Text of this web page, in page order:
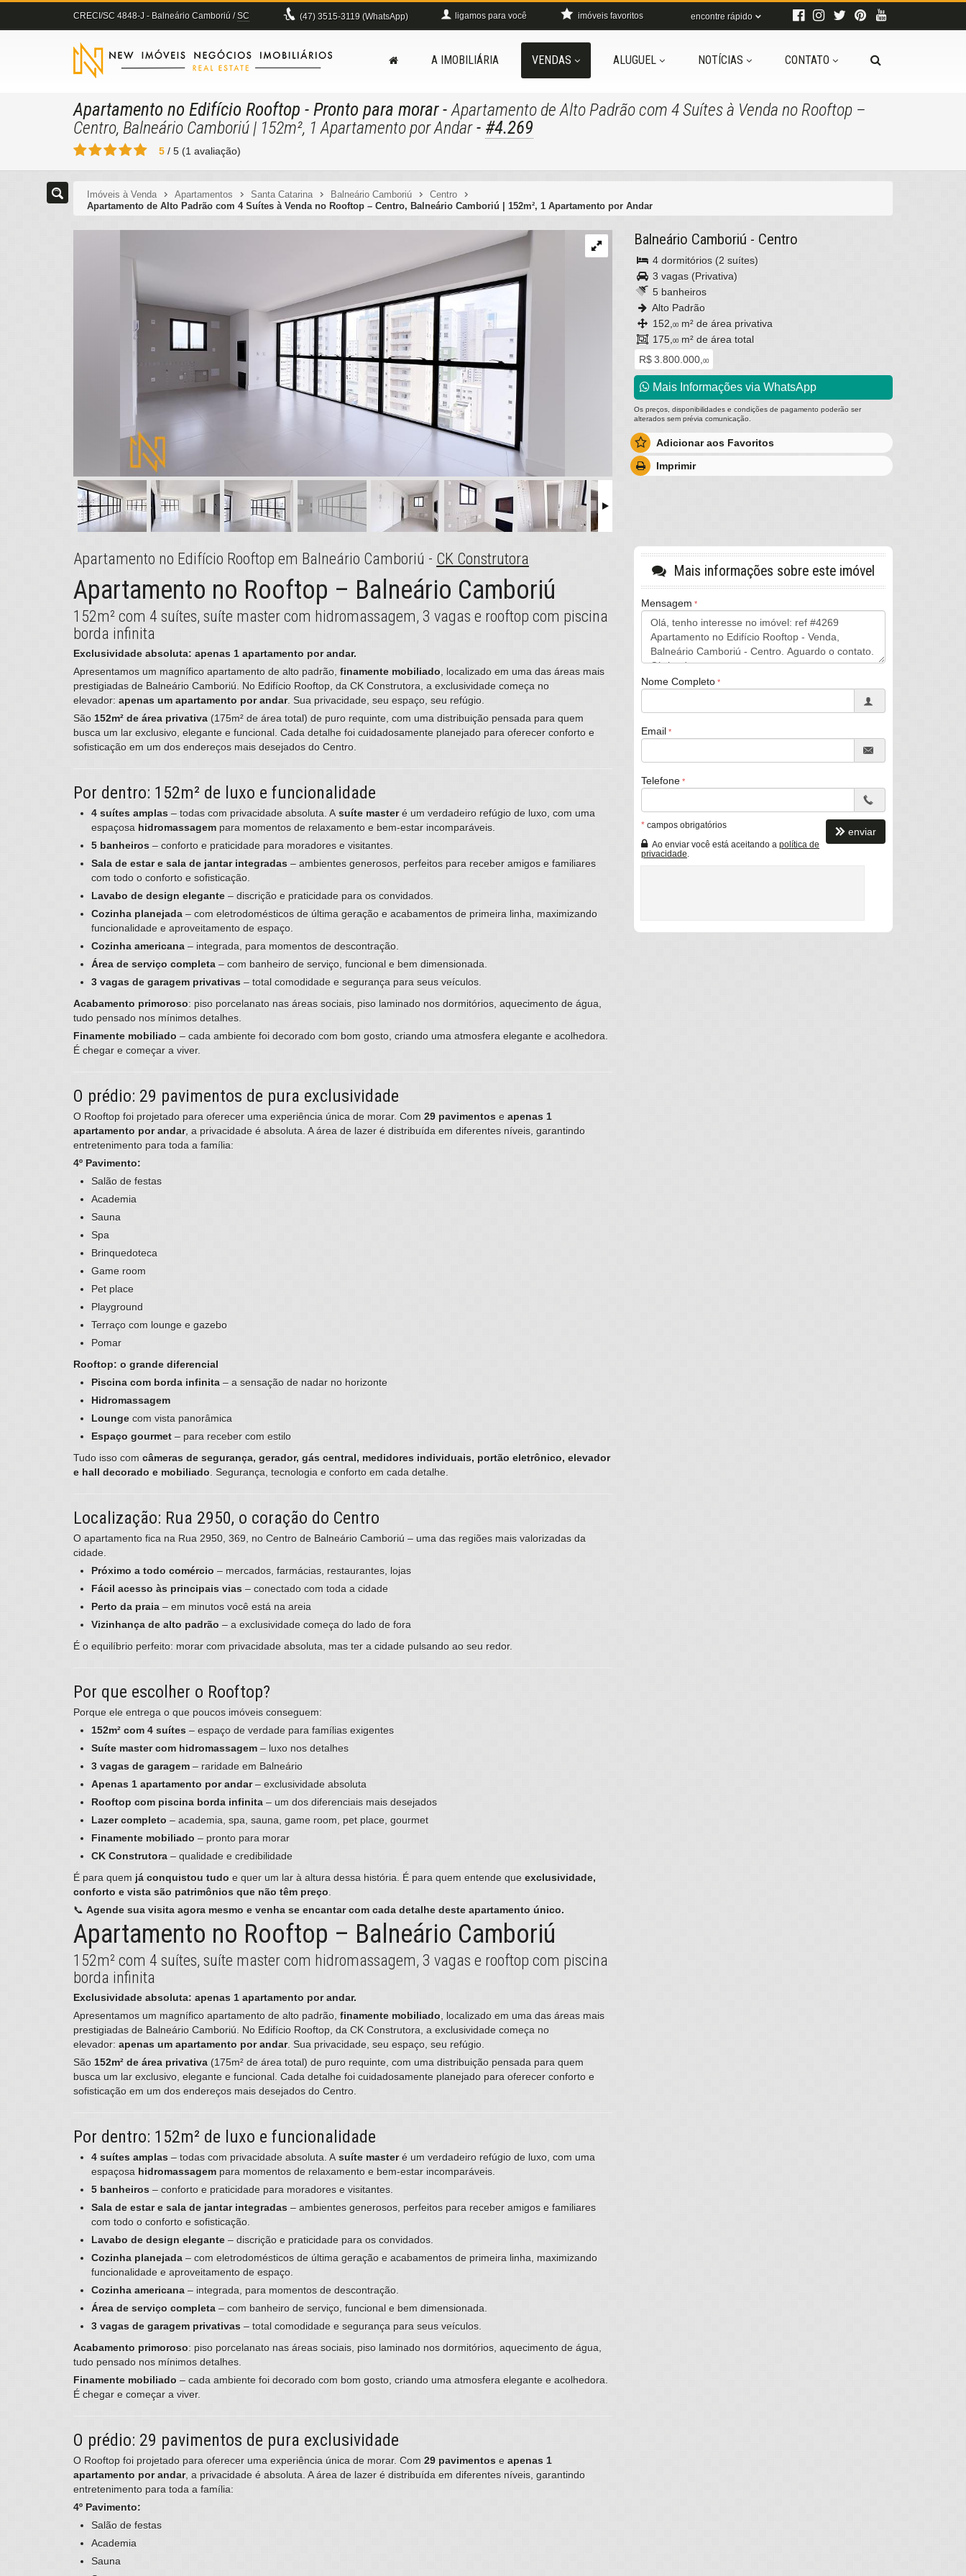
CRECI/SC 4848-J - Balneário Camboriú /SC (47) 3515-3119 (WhatsApp) ligamos para você encontre rápido
imóveis favoritos
A IMOBILIÁRIA VENDAS ALUGUEL NOTÍCIAS CONTATO
Apartamento no Edifício Rooftop - Pronto para morar-Apartamento de Alto Padrão com 4 Suítes à Venda no Rooftop –
Centro, Balneário Camboriú | 152m², 1 Apartamento por Andar- #4.269
5 / 5 (1 avaliação)
Imóveis à Venda Apartamentos Santa Catarina Balneário Camboriú
Centro
Apartamento de Alto Padrão com 4 Suítes à Venda no Rooftop – Centro, Balneário Camboriú | 152m², 1 Apartamento por Andar
Balneário Camboriú - Centro
4 dormitórios (2 suítes)
3 vagas (Privativa)
5 banheiros
Alto Padrão
152, 00 m² de área privativa
175, 00 m² de área total
R$ 3.800.000, 00
Mais Informações via WhatsApp
Os preços, disponibilidades e condições de pagamento poderão ser
alterados sem prévia comunicação.
Adicionar aos Favoritos
Imprimir
Apartamento no Edifício Rooftop em Balneário Camboriú - CK Construtora
Apartamento no Rooftop – Balneário Camboriú
152m² com 4 suítes, suíte master com hidromassagem, 3 vagas e rooftop com piscina
borda infinita
Exclusividade absoluta: apenas 1 apartamento por andar.
Apresentamos um magnífico apartamento de alto padrão, finamente mobiliado, localizado em uma das áreas mais
prestigiadas de Balneário Camboriú. No Edifício Rooftop, da CK Construtora, a exclusividade começa no
elevador: apenas um apartamento por andar. Sua privacidade, seu espaço, seu refúgio.
São 152m² de área privativa (175m² de área total) de puro requinte, com uma distribuição pensada para quem
busca um lar exclusivo, elegante e funcional. Cada detalhe foi cuidadosamente planejado para oferecer conforto e
sofisticação em um dos endereços mais desejados do Centro.
Por dentro: 152m² de luxo e funcionalidade
4 suítes amplas – todas com privacidade absoluta. A suíte masteré um verdadeiro refúgio de luxo, com uma
espaçosa hidromassagem para momentos de relaxamento e bem-estar incomparáveis.
5 banheiros – conforto e praticidade para moradores e visitantes.
Sala de estar e sala de jantar integradas – ambientes generosos, perfeitos para receber amigos e familiares
com todo o conforto e sofisticação.
Lavabo de design elegante – discrição e praticidade para os convidados.
Cozinha planejada – com eletrodomésticos de última geração e acabamentos de primeira linha, maximizando
funcionalidade e aproveitamento de espaço.
Cozinha americana – integrada, para momentos de descontração.
Área de serviço completa – com banheiro de serviço, funcional e bem dimensionada.
3 vagas de garagem privativas – total comodidade e segurança para seus veículos.
Acabamento primoroso: piso porcelanato nas áreas sociais, piso laminado nos dormitórios, aquecimento de água,
tudo pensado nos mínimos detalhes.
Finamente mobiliado – cada ambiente foi decorado com bom gosto, criando uma atmosfera elegante e acolhedora.
É chegar e começar a viver.
O prédio: 29 pavimentos de pura exclusividade
O Rooftop foi projetado para oferecer uma experiência única de morar. Com 29 pavimentos e apenas 1
apartamento por andar, a privacidade é absoluta. A área de lazer é distribuída em diferentes níveis, garantindo
entretenimento para toda a família:
4º Pavimento:
Salão de festas
Academia
Sauna
Spa
Brinquedoteca
Game room
Pet place
Playground
Terraço com lounge e gazebo
Pomar
Rooftop: o grande diferencial
Piscina com borda infinita – a sensação de nadar no horizonte
Hidromassagem
Lounge com vista panorâmica
Espaço gourmet – para receber com estilo
Tudo isso com câmeras de segurança, gerador, gás central, medidores individuais, portão eletrônico, elevador
e hall decorado e mobiliado. Segurança, tecnologia e conforto em cada detalhe.
Localização: Rua 2950, o coração do Centro
O apartamento fica na Rua 2950, 369, no Centro de Balneário Camboriú – uma das regiões mais valorizadas da
cidade.
Próximo a todo comércio – mercados, farmácias, restaurantes, lojas
Fácil acesso às principais vias – conectado com toda a cidade
Perto da praia – em minutos você está na areia
Vizinhança de alto padrão – a exclusividade começa do lado de fora
É o equilíbrio perfeito: morar com privacidade absoluta, mas ter a cidade pulsando ao seu redor.
Por que escolher o Rooftop?
Porque ele entrega o que poucos imóveis conseguem:
152m² com 4 suítes – espaço de verdade para famílias exigentes
Suíte master com hidromassagem – luxo nos detalhes
3 vagas de garagem – raridade em Balneário
Apenas 1 apartamento por andar– exclusividade absoluta
Rooftop com piscina borda infinita – um dos diferenciais mais desejados
Lazer completo – academia, spa, sauna, game room, pet place, gourmet
Finamente mobiliado – pronto para morar
CK Construtora – qualidade e credibilidade
É para quem já conquistou tudo e quer um lar à altura dessa história. É para quem entende que exclusividade,
conforto e vista são patrimônios que não têm preço.
📞 Agende sua visita agora mesmo e venha se encantar com cada detalhe deste apartamento único.
Apartamento no Rooftop – Balneário Camboriú
152m² com 4 suítes, suíte master com hidromassagem, 3 vagas e rooftop com piscina
borda infinita
Exclusividade absoluta: apenas 1 apartamento por andar.
Apresentamos um magnífico apartamento de alto padrão, finamente mobiliado, localizado em uma das áreas mais
prestigiadas de Balneário Camboriú. No Edifício Rooftop, da CK Construtora, a exclusividade começa no
elevador: apenas um apartamento por andar. Sua privacidade, seu espaço, seu refúgio.
São 152m² de área privativa (175m² de área total) de puro requinte, com uma distribuição pensada para quem
busca um lar exclusivo, elegante e funcional. Cada detalhe foi cuidadosamente planejado para oferecer conforto e
sofisticação em um dos endereços mais desejados do Centro.
Por dentro: 152m² de luxo e funcionalidade
4 suítes amplas – todas com privacidade absoluta. A suíte masteré um verdadeiro refúgio de luxo, com uma
espaçosa hidromassagem para momentos de relaxamento e bem-estar incomparáveis.
5 banheiros – conforto e praticidade para moradores e visitantes.
Sala de estar e sala de jantar integradas – ambientes generosos, perfeitos para receber amigos e familiares
com todo o conforto e sofisticação.
Lavabo de design elegante – discrição e praticidade para os convidados.
Cozinha planejada – com eletrodomésticos de última geração e acabamentos de primeira linha, maximizando
funcionalidade e aproveitamento de espaço.
Cozinha americana – integrada, para momentos de descontração.
Área de serviço completa – com banheiro de serviço, funcional e bem dimensionada.
3 vagas de garagem privativas – total comodidade e segurança para seus veículos.
Acabamento primoroso: piso porcelanato nas áreas sociais, piso laminado nos dormitórios, aquecimento de água,
tudo pensado nos mínimos detalhes.
Finamente mobiliado – cada ambiente foi decorado com bom gosto, criando uma atmosfera elegante e acolhedora.
É chegar e começar a viver.
O prédio: 29 pavimentos de pura exclusividade
O Rooftop foi projetado para oferecer uma experiência única de morar. Com 29 pavimentos e apenas 1
apartamento por andar, a privacidade é absoluta. A área de lazer é distribuída em diferentes níveis, garantindo
entretenimento para toda a família:
4º Pavimento:
Salão de festas
Academia
Sauna
Mais informações sobre este imóvel
Mensagem
Nome Completo
Email
Telefone
* campos obrigatórios
Ao enviar você está aceitando a política de
privacidade
enviar